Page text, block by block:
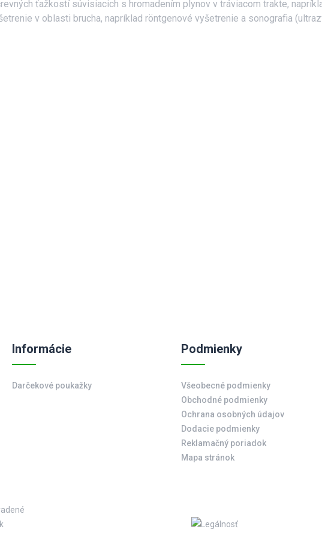
ťažkostí súvisiacich s hromadením plynov v tráviacom trakte,
v oblasti brucha, napríklad röntgenové vyšetrenie a sonografia
Informácie
Darčekové poukažky
Podmienky
Všeobecné podmienky
Obchodné podmienky
Ochrana osobných údajov
Dodacie podmienky
Reklamačný poriadok
Mapa stránok